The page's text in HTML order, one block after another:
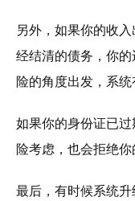
另外，如果你的收
经结清的债务，你
险的角度出发，系统
如果你的身份证已
险考虑，也会拒绝你
最后，有时候系统